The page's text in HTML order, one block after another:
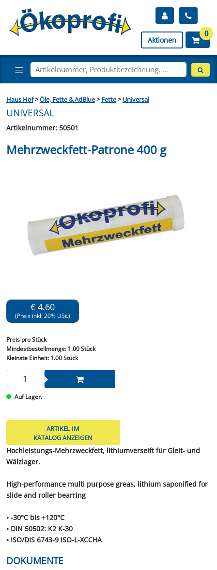
Aktionen
0
Haus Hof>Öle, Fette & AdBlue>Fette>Universal
UNIVERSAL
Artikelnummer: 50501
Mehrzweckfett-Patrone 400 g
€ 4.60
(Preis inkl. 20% USt.)
Preis pro Stück
Mindestbestellmenge: 1.00 Stück
Kleinste Einheit:1.00 Stück
Auf Lager.
ARTIKEL IM
KATALOG ANZEIGEN
Hochleistungs-Mehrzweckfett, lithiumverseift für Gleit- und
Wälzlager.
High-performance multi purpose greas, lithium saponified for
slide and roller bearring
• -30°C bis +120°C
• DIN 50502: K2 K-30
• ISO/DIS 6743-9 ISO-L-XCCHA
DOKUMENTE